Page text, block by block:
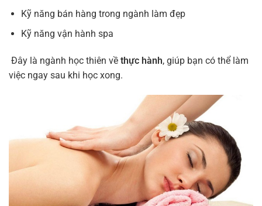
Kỹ năng bán hàng trong ngành làm đẹp
Kỹ năng vận hành spa
Đây là ngành học thiên về thực hành, giúp bạn có thể làm
việc ngay sau khi học xong.